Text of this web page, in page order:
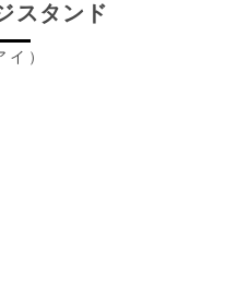
スタンド
イ）